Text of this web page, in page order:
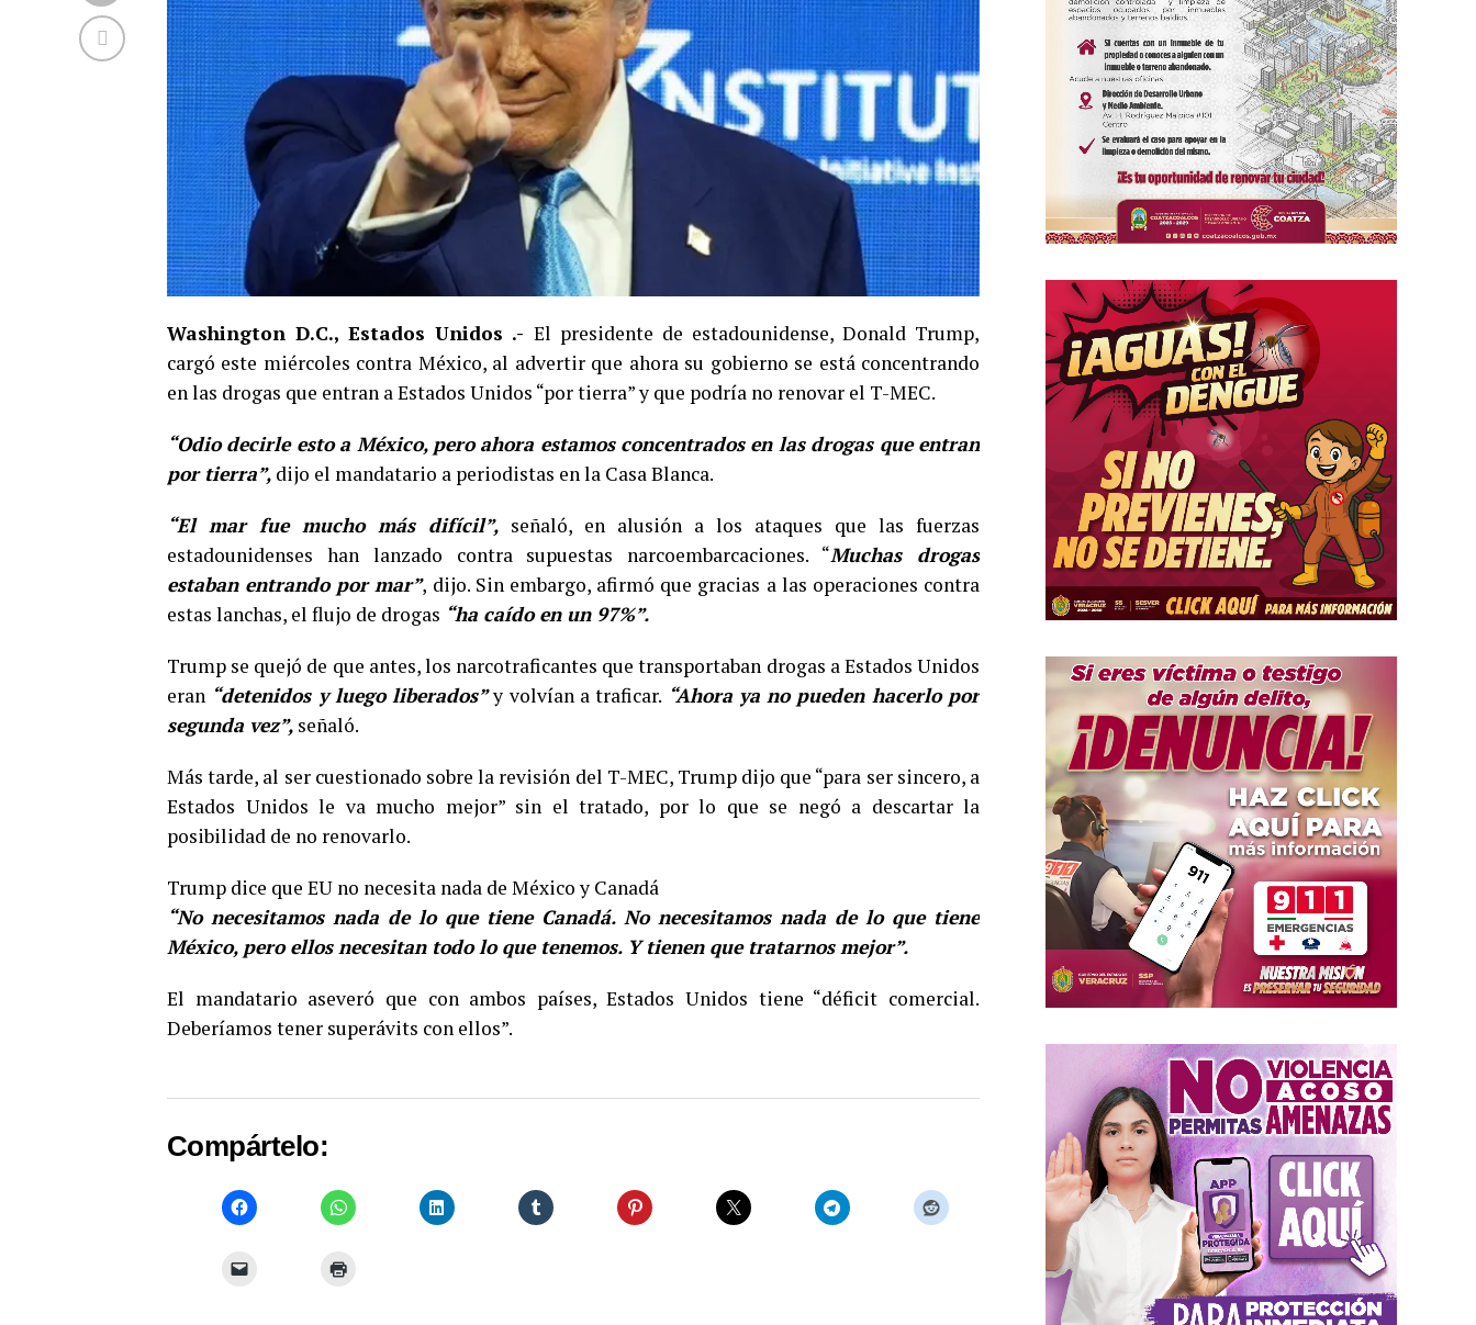
Washington D.C., Estados Unidos .- El presidente de estadounidense, Donald Trump,
cargó este miércoles contra México, al advertir que ahora su gobierno se está concentrando
en las drogas que entran a Estados Unidos “por tierra” y que podría no renovar el T-MEC.
“Odio decirle esto a México, pero ahora estamos concentrados en las drogas que entran
por tierra”, dijo el mandatario a periodistas en la Casa Blanca.
“El mar fue mucho más difícil”, señaló, en alusión a los ataques que las fuerzas
estadounidenses han lanzado contra supuestas narcoembarcaciones. “Muchas drogas
estaban entrando por mar”, dijo. Sin embargo, afirmó que gracias a las operaciones contra
estas lanchas, el flujo de drogas “ha caído en un 97%”.
Trump se quejó de que antes, los narcotraficantes que transportaban drogas a Estados Unidos
eran “detenidos y luego liberados”y volvían a traficar. “Ahora ya no pueden hacerlo por
segunda vez”, señaló.
Más tarde, al ser cuestionado sobre la revisión del T-MEC, Trump dijo que “para ser sincero, a
Estados Unidos le va mucho mejor” sin el tratado, por lo que se negó a descartar la
posibilidad de no renovarlo.
Trump dice que EU no necesita nada de México y Canadá
“No necesitamos nada de lo que tiene Canadá. No necesitamos nada de lo que tiene
México, pero ellos necesitan todo lo que tenemos. Y tienen que tratarnos mejor”.
El mandatario aseveró que con ambos países, Estados Unidos tiene “déficit comercial.
Deberíamos tener superávits con ellos”.
Compártelo: